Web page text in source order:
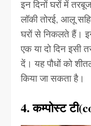
इन दिनों घरों में
लॉकी तोरई, आलू
घरों से निकलते हैं।
एक या दो दिन इसी
दें। यह पौधों को
किया जा सकता है।
4. कम्पोस्ट